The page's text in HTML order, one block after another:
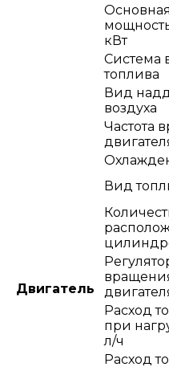
Двигатель
Основная
кВт
Система
топлива
Вид
воздуха
Частота
Вид
Расход
при
л/ч
Расход